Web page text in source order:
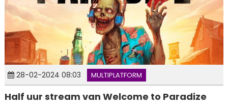
28-02-2024 08:03 MULTIPLATFORM
Half uur stream van Welcome to Paradize